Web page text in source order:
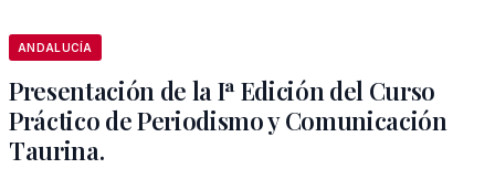
ANDALUCÍA
Presentación de la Iª Edición del Curso
Práctico de Periodismo y Comunicación
Taurina.